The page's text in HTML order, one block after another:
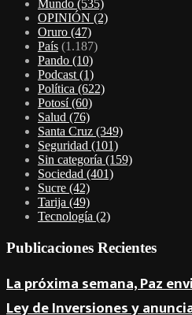
Mundo (535)
OPINIÓN (2)
Oruro (47)
País (1.187)
Pando (10)
Podcast (1)
Política (622)
Potosí(60)
Salud (76)
Santa Cruz (349)
Seguridad (101)
Sin categoría (159)
Sociedad (401)
Sucre (42)
Tarija (49)
Tecnología (2)
Publicaciones Recientes
La próxima semana, Paz
Ley de Inversiones y